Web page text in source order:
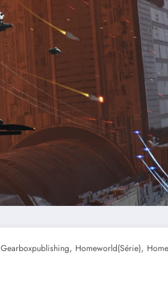
Gearboxpublishing, Homeworld(série),